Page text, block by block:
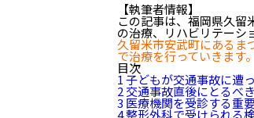
【執筆者情報】
この記事は、福岡県久
の治療、リハビリテーシ
久留米市安武町にあるま
で治療を行っていきます
目次
1 子どもが交通事故に遭
2 交通事故直後にとるべ
3 医療機関を受診する重
4 整形外科で受けられる